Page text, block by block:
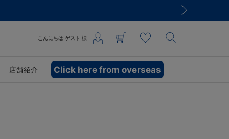
こんにちは ゲスト 様
店舗紹介 Click here from overseas